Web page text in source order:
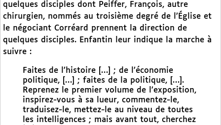
quelques disciples dont Peiffer, François, autre
chirurgien, nommés au troisième degré de l’Église et
le négociant Corréard prennent la direction de
quelques disciples. Enfantin leur indique la marche à
suivre :
Faites de l’histoire […] ; de l’économie
politique, […] ; faites de la politique, […].
Reprenez le premier volume de l’exposition,
inspirez-vous à sa lueur, commentez-le,
traduisez-le, mettez-le au niveau de toutes
les intelligences ; mais avant tout, cherchez